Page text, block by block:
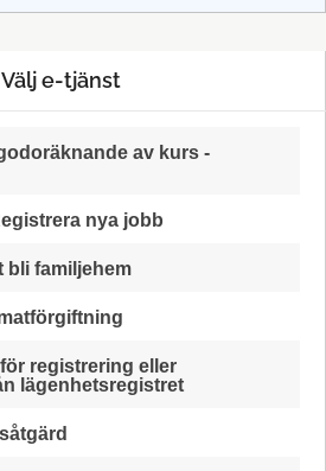
Välj e-tjänst
av kurs -
nya jobb
bli familjehem
registrering eller
lägenhetsregistret